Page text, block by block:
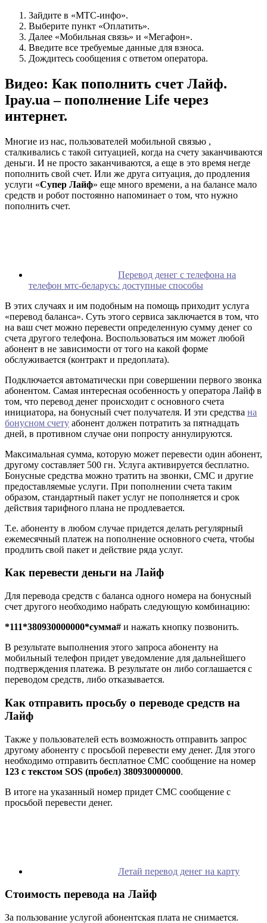
Зайдите в «МТС-инфо».
Выберите пункт «Оплатить».
Далее «Мобильная связь» и «Мегафон».
Введите все требуемые данные для взноса.
Дождитесь сообщения с ответом оператора.
Видео: Как пополнить счет Лайф.
Ipay.ua – пополнение Life через
интернет.
Многие из нас, пользователей мобильной связью ,
сталкивались с такой ситуацией, когда на счету заканчиваются
деньги. И не просто заканчиваются, а еще в это время негде
пополнить свой счет. Или же друга ситуация, до продления
услуги «Супер Лайф» еще много времени, а на балансе мало
средств и робот постоянно напоминает о том, что нужно
пополнить счет.
Перевод денег с телефона на
телефон мтс-беларусь: доступные способы
В этих случаях и им подобным на помощь приходит услуга
«перевод баланса». Суть этого сервиса заключается в том, что
на ваш счет можно перевести определенную сумму денег со
счета другого телефона. Воспользоваться им может любой
абонент в не зависимости от того на какой форме
обслуживается (контракт и предоплата).
Подключается автоматически при совершении первого звонка
абонентом. Самая интересная особенность у оператора Лайф в
том, что перевод денег происходит с основного счета
инициатора, на бонусный счет получателя. И эти средства на
бонусном счету абонент должен потратить за пятнадцать
дней, в противном случае они попросту аннулируются.
Максимальная сумма, которую может перевести один абонент,
другому составляет 500 гн. Услуга активируется бесплатно.
Бонусные средства можно тратить на звонки, СМС и другие
предоставляемые услуги. При пополнении счета таким
образом, стандартный пакет услуг не пополняется и срок
действия тарифного плана не продлевается.
Т.е. абоненту в любом случае придется делать регулярный
ежемесячный платеж на пополнение основного счета, чтобы
продлить свой пакет и действие ряда услуг.
Как перевести деньги на Лайф
Для перевода средств с баланса одного номера на бонусный
счет другого необходимо набрать следующую комбинацию:
*111*380930000000*сумма# и нажать кнопку позвонить.
В результате выполнения этого запроса абоненту на
мобильный телефон придет уведомление для дальнейшего
подтверждения платежа. В результате он либо соглашается с
переводом средств, либо отказывается.
Как отправить просьбу о переводе средств на
Лайф
Также у пользователей есть возможность отправить запрос
другому абоненту с просьбой перевести ему денег. Для этого
необходимо отправить бесплатное СМС сообщение на номер
123 с текстом SOS (пробел) 380930000000.
В итоге на указанный номер придет СМС сообщение с
просьбой перевести денег.
Летай перевод денег на карту
Стоимость перевода на Лайф
За пользование услугой абонентская плата не снимается.